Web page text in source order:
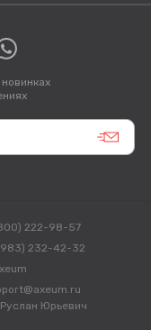
222-98-57
232-42-32
Юрьевич